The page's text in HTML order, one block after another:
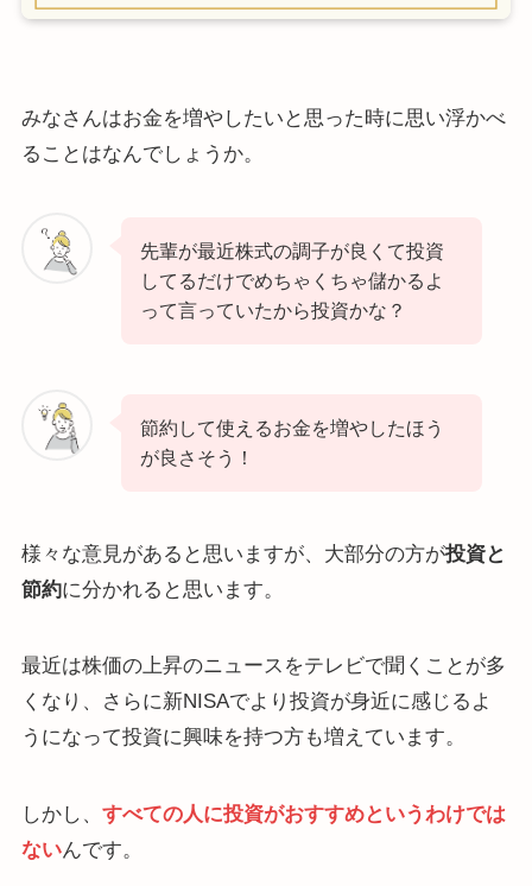
みなさんはお金を増やしたいと思った時に思い浮かべ
ることはなんでしょうか。
先輩が最近株式の調子が良くて投資
してるだけでめちゃくちゃ儲かるよ
って言っていたから投資かな？
節約して使えるお金を増やしたほう
が良さそう！
様々な意見があると思いますが、大部分の方が投資と
節約に分かれると思います。
最近は株価の上昇のニュースをテレビで聞くことが多
くなり、さらに新NISAでより投資が身近に感じるよ
うになって投資に興味を持つ方も増えています。
しかし、 すべての人に投資がおすすめというわけでは
ないんです。